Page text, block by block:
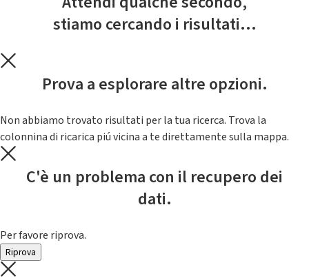
stiamo cercando i risultati...
Prova a esplorare altre opzioni.
Non abbiamo trovato risultati per la tua ricerca. Trova la
colonnina di ricarica piú vicina a te direttamente sulla mappa.
C'è un problema con il recupero dei
dati.
Per favore riprova.
Riprova